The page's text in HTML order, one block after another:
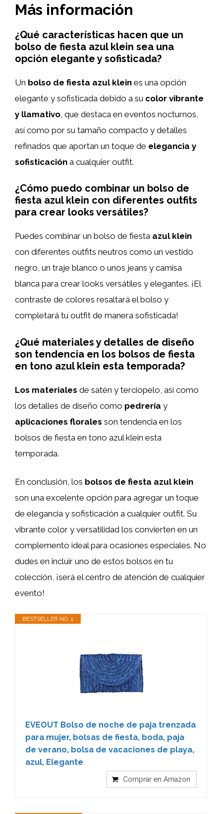
Más información
¿Qué características hacen que un
bolso de fiesta azul klein sea una
opción elegante y sofisticada?
Un bolso de fiesta azul klein es una opción
elegante y sofisticada debido a su color vibrante
y llamativo , que destaca en eventos nocturnos,
así como por su tamaño compacto y detalles
refinados que aportan un toque de elegancia y
sofisticación a cualquier outfit.
¿Cómo puedo combinar un bolso de
fiesta azul klein con diferentes outfits
para crear looks versátiles?
Puedes combinar un bolso de fiesta azul klein
con diferentes outfits neutros como un vestido
negro, un traje blanco o unos jeans y camisa
blanca para crear looks versátiles y elegantes. ¡El
contraste de colores resaltará el bolso y
completará tu outfit de manera sofisticada!
¿Qué materiales y detalles de diseño
son tendencia en los bolsos de fiesta
en tono azul klein esta temporada?
Los materiales de satén y terciopelo, así como
los detalles de diseño como pedrería y
aplicaciones florales son tendencia en los
bolsos de fiesta en tono azul klein esta
temporada.
En conclusión, los bolsos de fiesta azul klein
son una excelente opción para agregar un toque
de elegancia y sofisticación a cualquier outfit. Su
vibrante color y versatilidad los convierten en un
complemento ideal para ocasiones especiales. No
dudes en incluir uno de estos bolsos en tu
colección, ¡será el centro de atención de cualquier
evento!
BESTSELLER NO. 1
EVEOUT Bolso de noche de paja trenzada
para mujer, bolsas de fiesta, boda, paja
de verano, bolsa de vacaciones de playa,
azul, Elegante
Comprar en Amazon